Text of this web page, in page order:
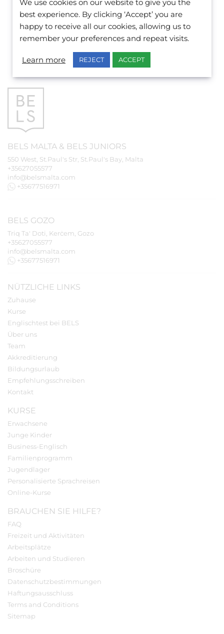
Kommentar-Feed
WordPress.org
BELS MALTA & BELS JUNIORS
550 West, St.Paul's Str, St.Paul's Bay, Malta
+35627055577
info@belsmalta.com
+35677516971
BELS GOZO
Triq Ta' Doti, Kerċem, Gozo
+35627055577
info@belsmalta.com
+35677516971
NÜTZLICHE LINKS
Zuhause
Kurse
Englischtest bei BELS
Über uns
Team
Akkreditierung
Bildungsurlaub
Empfehlungsschreiben
Kontakt
KURSE
Erwachsene
Junge Kinder
Business-Englisch
Familienprogramm
Jugendlager
Personalisierte Sprachreisen
Online-Kurse
BRAUCHEN SIE HILFE?
FAQ
Freizeit und Aktivitäten
Arbeitsplätze
Arbeiten und Studieren
Broschüre
Datenschutzbestimmungen
Haftungsausschluss
Terms and Conditions
Sitemap
We use cookies on our website to give you the
best experience. By clicking ‘Accept’ you are
happy to receive all our cookies, allowing us to
remember your preferences and repeat visits.
Learn more REJECT ACCEPT